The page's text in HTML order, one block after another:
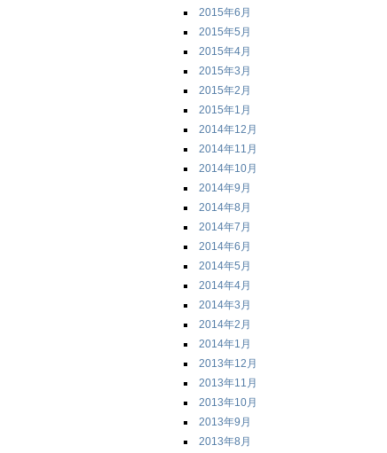
2015年6月
2015年5月
2015年4月
2015年3月
2015年2月
2015年1月
2014年12月
2014年11月
2014年10月
2014年9月
2014年8月
2014年7月
2014年6月
2014年5月
2014年4月
2014年3月
2014年2月
2014年1月
2013年12月
2013年11月
2013年10月
2013年9月
2013年8月